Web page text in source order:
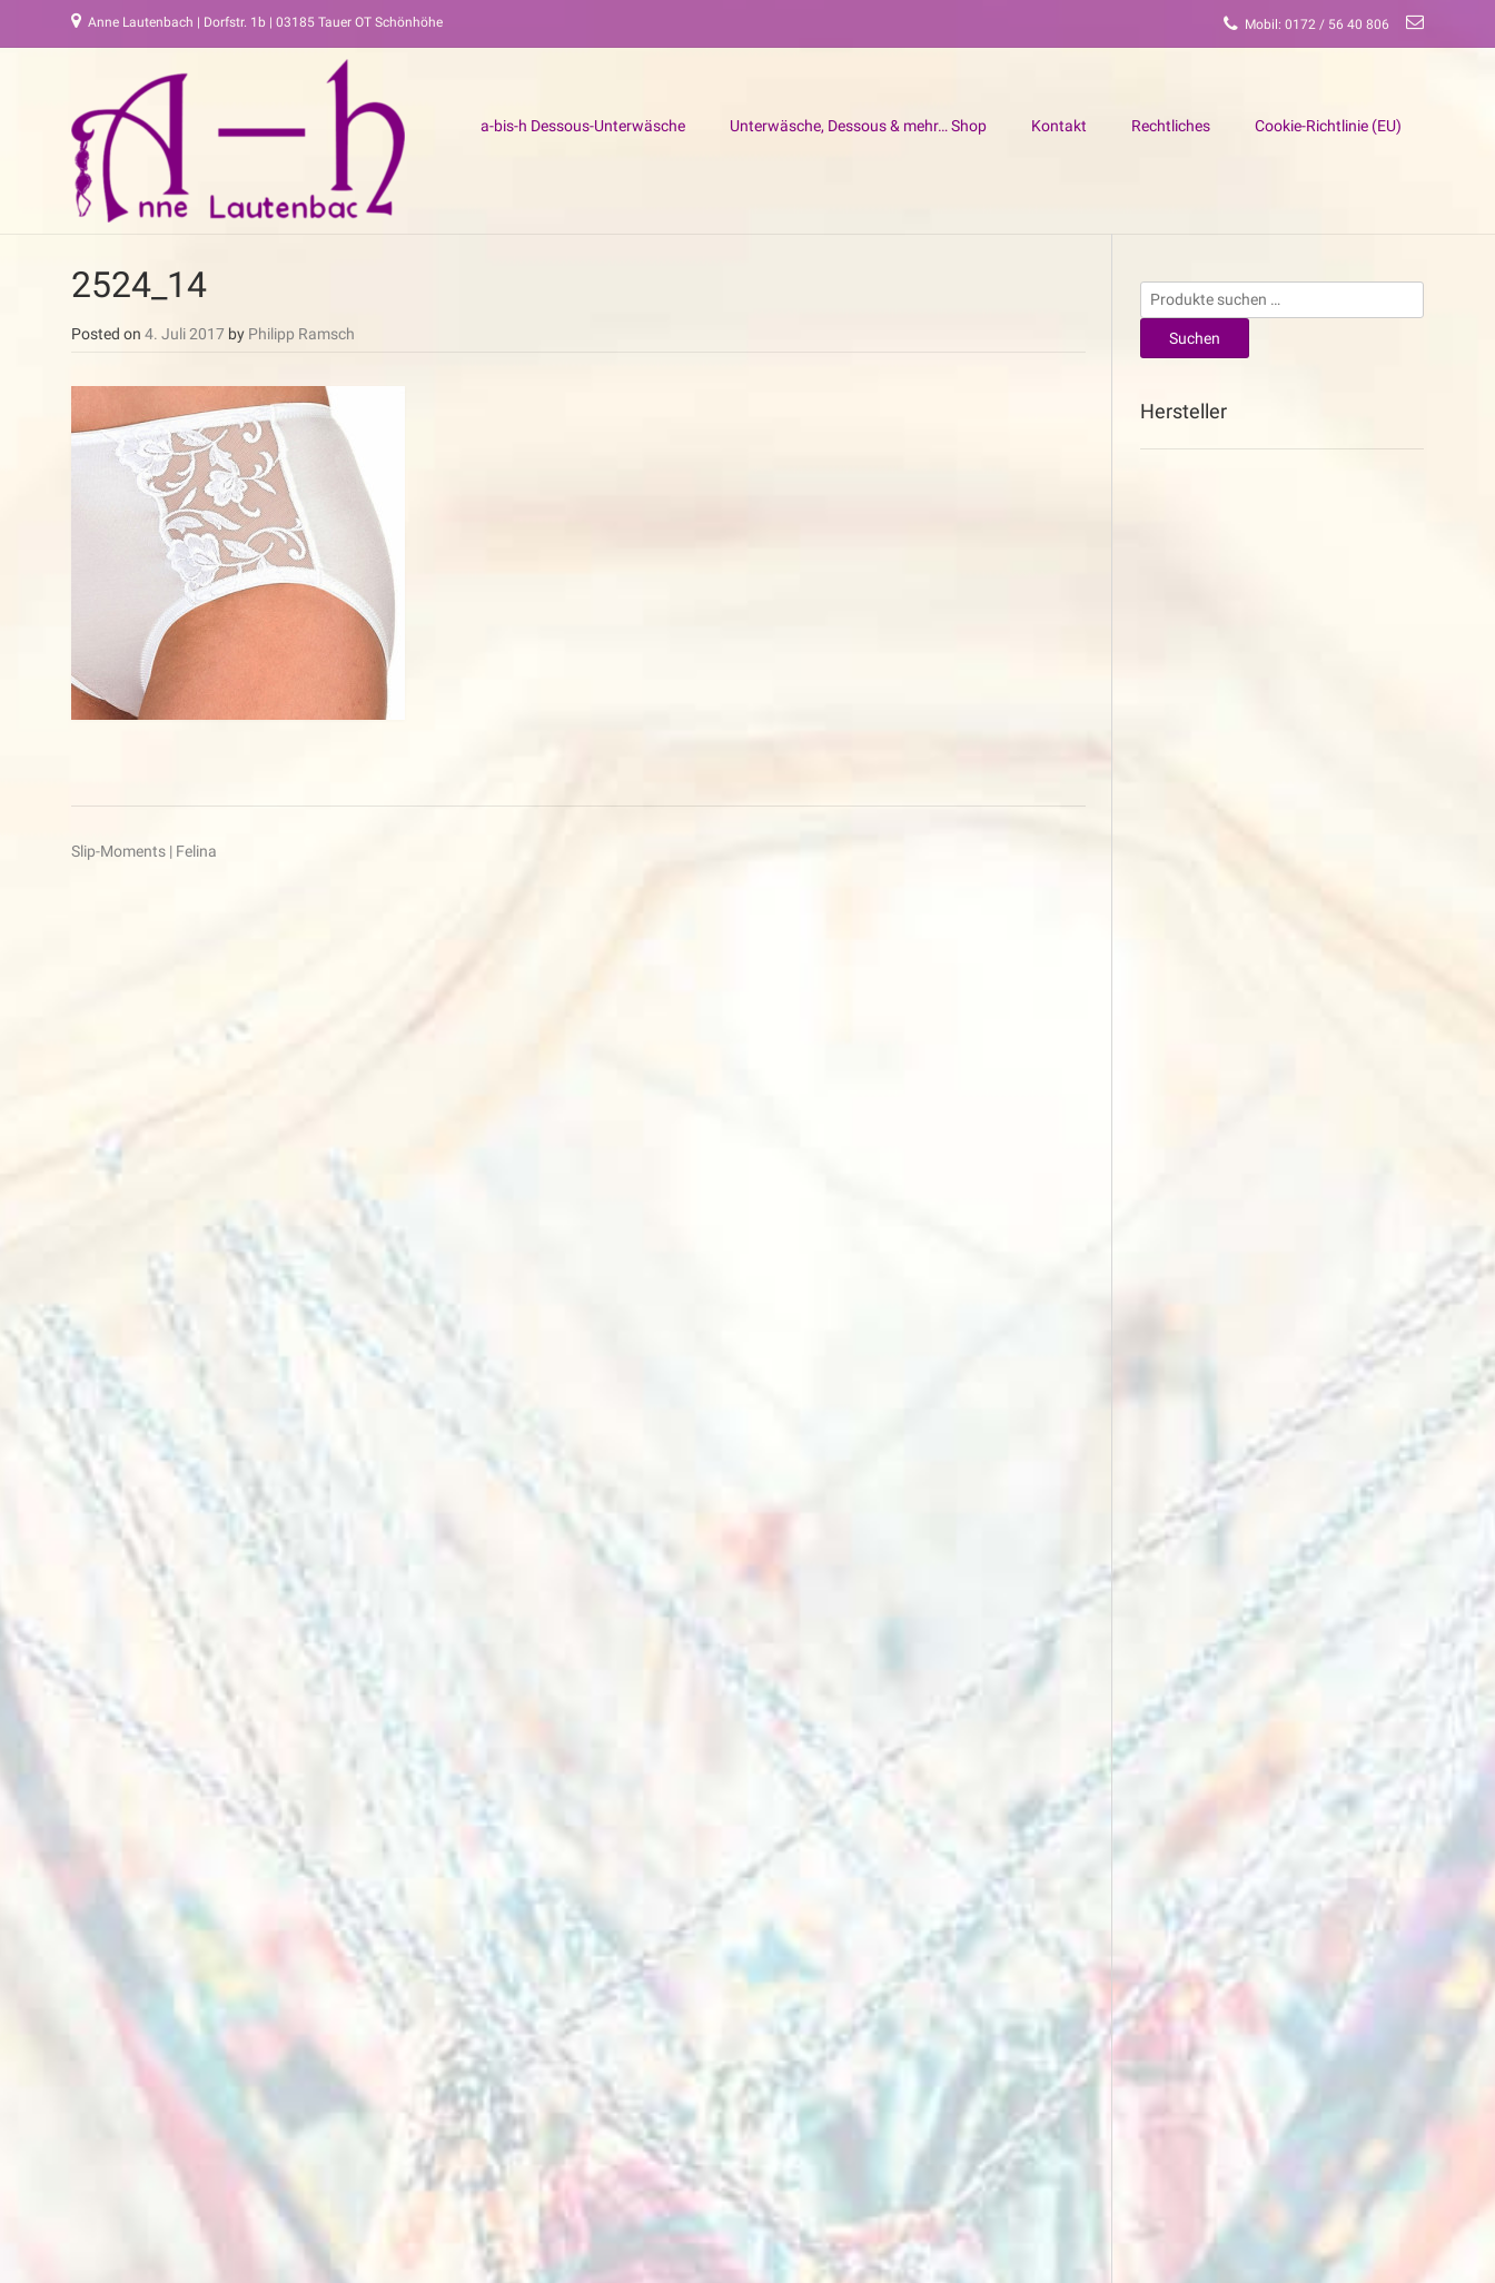
Anne Lautenbach | Dorfstr. 1b | 03185 Tauer OT Schönhöhe Mobil: 0172 / 56 40 806
a-bis-h Dessous-Unterwäsche Unterwäsche, Dessous & mehr… Shop Kontakt Rechtliches Cookie-Richtlinie (EU)
2524_14
Posted on 4. Juli 2017 by Philipp Ramsch
Beitragsnavigation
Slip-Moments | Felina
Suchen
nach:
Suchen
Hersteller